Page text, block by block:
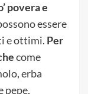
povera e
essere
e ottimi. Per
come
erba
pepe,